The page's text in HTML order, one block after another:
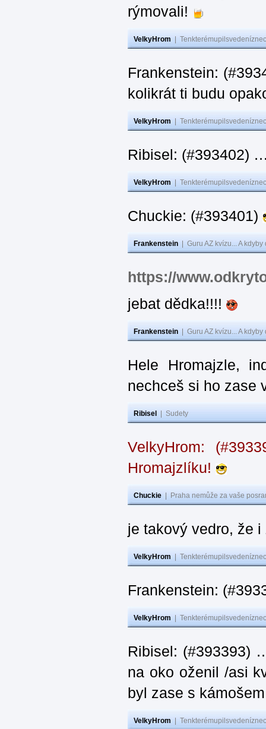
rýmovali!
VelkyHrom
Frankenstein:
kolikrát ti budu
VelkyHrom
Ribisel: (#393402)
VelkyHrom
Chuckie: (#393401)
Frankenstein Guru AZ kvízu... A
https://
jebat dědka!!!!
Frankenstein Guru AZ kvízu... A
Hele Hromajzle,
nechceš si ho zase
Ribisel Sudety
VelkyHrom:
Hromajzlíku!
Chuckie Praha nemůže za vaše
je takový vedro, že
VelkyHrom
Frankenstein:
VelkyHrom
Ribisel: (#393393)
na oko oženil /asi
byl zase s
VelkyHrom